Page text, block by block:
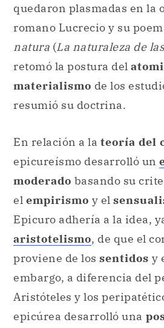
quedaron plasmadas en la
romano Lucrecio y su
natura (La naturaleza de
retomó la postura del
materialismo de los
resumió su doctrina.
En relación a la teoría del
epicureísmo desarrolló un
moderado basando su
el empirismo y el
Epicuro adhería a la idea,
aristotelismo, de que el
proviene de los sentidos y
embargo, a diferencia del
Aristóteles y los
epicúrea desarrolló una